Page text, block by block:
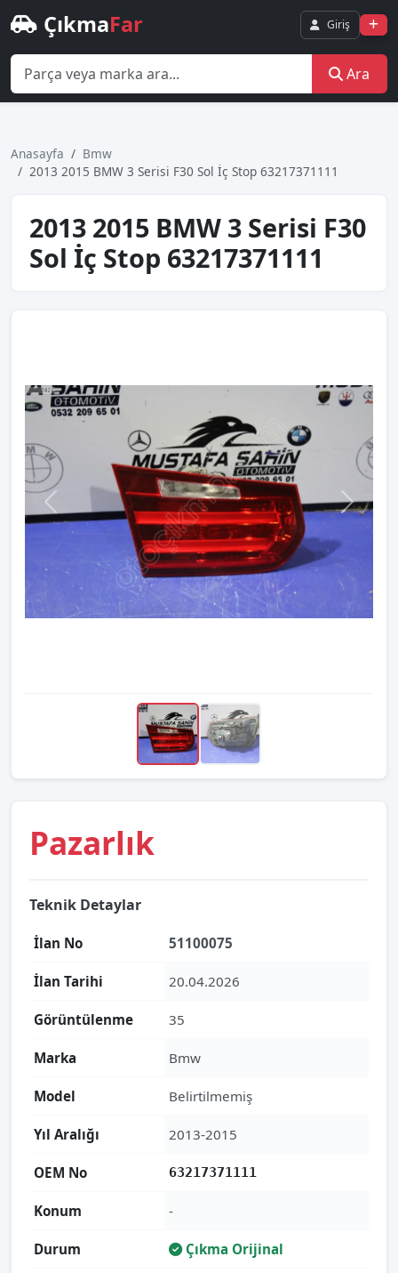
ÇıkmaFar Giriş
Ara
Anasayfa
Bmw
2013 2015 BMW 3 Serisi F30 Sol İç Stop 63217371111
2013 2015 BMW 3 Serisi F30
Sol İç Stop 63217371111
Pazarlık
Teknik Detaylar
İlan No 51100075
İlan Tarihi 20.04.2026
Görüntülenme 35
Marka Bmw
Model Belirtilmemiş
Yıl Aralığı 2013-2015
OEM No 63217371111
Konum -
Durum Çıkma Orijinal